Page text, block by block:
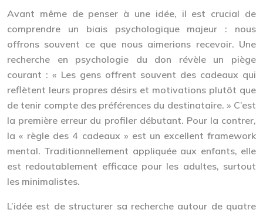
Avant même de penser à une idée, il est crucial de
comprendre un biais psychologique majeur : nous
offrons souvent ce que nous aimerions recevoir. Une
recherche en psychologie du don révèle un piège
courant : « Les gens offrent souvent des cadeaux qui
reflètent leurs propres désirs et motivations plutôt que
de tenir compte des préférences du destinataire. » C’est
la première erreur du profiler débutant. Pour la contrer,
la « règle des 4 cadeaux » est un excellent framework
mental. Traditionnellement appliquée aux enfants, elle
est redoutablement efficace pour les adultes, surtout
les minimalistes.
L’idée est de structurer sa recherche autour de quatre